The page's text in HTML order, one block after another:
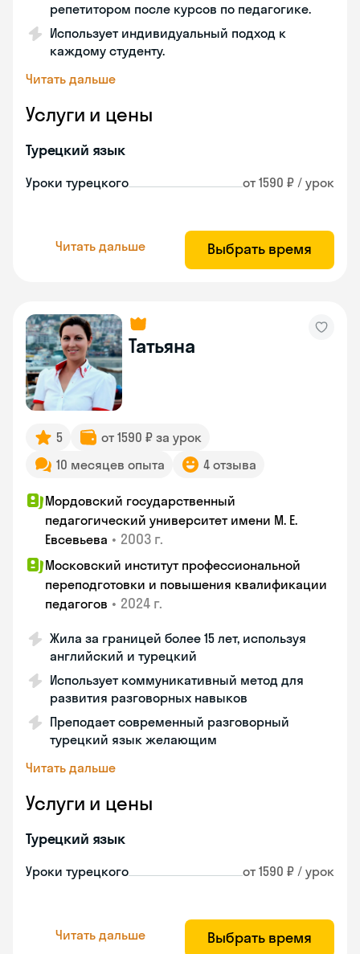
репетитором после курсов по педагогике.
Использует индивидуальный подход к
каждому студенту.
Читать дальше
Услуги и цены
Турецкий язык
Уроки турецкого от 1590 ₽ / урок
Читать дальше Выбрать время
Татьяна
5
от 1590 ₽ за урок
10 месяцев опыта
4 отзыва
Мордовский государственный
педагогический университет имени М. Е.
Евсевьева • 2003 г.
Московский институт профессиональной
переподготовки и повышения квалификации
педагогов • 2024 г.
Жила за границей более 15 лет, используя
английский и турецкий
Использует коммуникативный метод для
развития разговорных навыков
Преподает современный разговорный
турецкий язык желающим
Читать дальше
Услуги и цены
Турецкий язык
Уроки турецкого от 1590 ₽ / урок
Читать дальше Выбрать время